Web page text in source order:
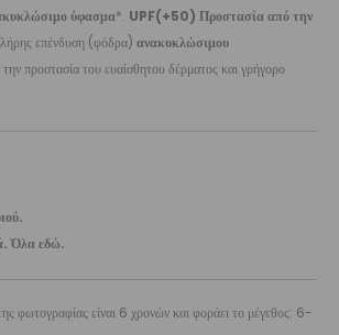
ύφασμα*. UPF(+50) Προστασία από την
επένδυση (φόδρα) ανακυκλώσιμου
την προστασία του ευαίσθητου δέρματος και γρήγορο
Όλα εδώ.
φωτογραφίας είναι 6 χρονών και φοράει το μέγεθος: 6-